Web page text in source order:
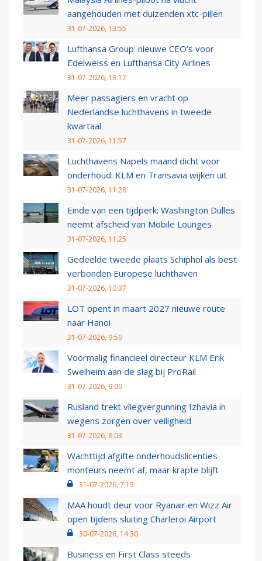
aangehouden met duizenden xtc-pillen
31-07-2026, 13:55
Lufthansa Group: nieuwe CEO’s voor
Edelweiss en Lufthansa City Airlines
31-07-2026, 13:17
Meer passagiers en vracht op
Nederlandse luchthavens in tweede
kwartaal
31-07-2026, 11:57
Luchthavens Napels maand dicht voor
onderhoud: KLM en Transavia wijken uit
31-07-2026, 11:28
Einde van een tijdperk: Washington Dulles
neemt afscheid van Mobile Lounges
31-07-2026, 11:25
Gedeelde tweede plaats Schiphol als best
verbonden Europese luchthaven
31-07-2026, 10:37
LOT opent in maart 2027 nieuwe route
naar Hanoi
31-07-2026, 9:59
Voormalig financieel directeur KLM Erik
Swelheim aan de slag bij ProRail
31-07-2026, 9:09
Rusland trekt vliegvergunning Izhavia in
wegens zorgen over veiligheid
31-07-2026, 8:03
Wachttijd afgifte onderhoudslicenties
monteurs neemt af, maar krapte blijft
31-07-2026, 7:15
MAA houdt deur voor Ryanair en Wizz Air
open tijdens sluiting Charleroi Airport
30-07-2026, 14:30
Business en First Class steeds